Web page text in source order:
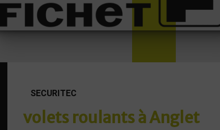
SECURITEC
volets roulants à Anglet